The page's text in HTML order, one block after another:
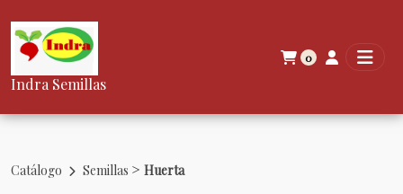
Indra Semillas
0
Catálogo Semillas > Huerta